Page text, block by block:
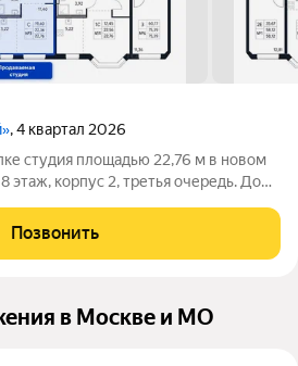
, 4 квартал 2026
студия площадью 22,76 м в новом
корпус 2, третья очередь. До
и парк 850-летия Москвы. Главное
она
Позвонить
в Москве и МО